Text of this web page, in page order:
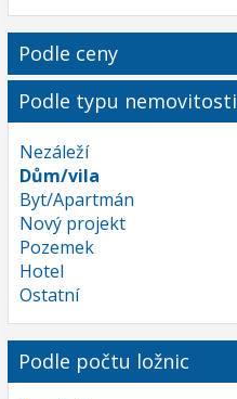
Podle ceny
Podle typu nemovitosti
Nezáleží
Dům/vila
Byt/Apartmán
Nový projekt
Pozemek
Hotel
Ostatní
Podle počtu ložnic